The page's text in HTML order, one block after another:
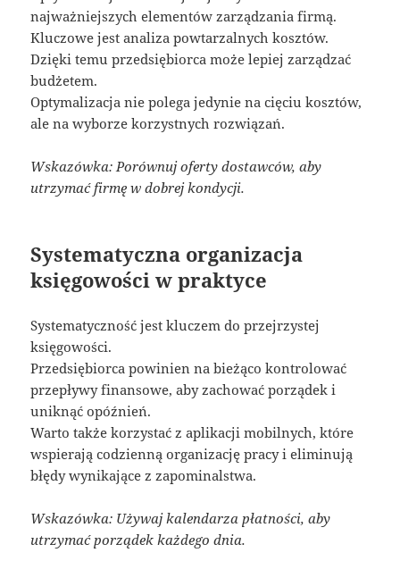
najważniejszych elementów zarządzania firmą.
Kluczowe jest analiza powtarzalnych kosztów.
Dzięki temu przedsiębiorca może lepiej zarządzać
budżetem.
Optymalizacja nie polega jedynie na cięciu kosztów,
ale na wyborze korzystnych rozwiązań.
Wskazówka: Porównuj oferty dostawców, aby
utrzymać firmę w dobrej kondycji.
Systematyczna organizacja
księgowości w praktyce
Systematyczność jest kluczem do przejrzystej
księgowości.
Przedsiębiorca powinien na bieżąco kontrolować
przepływy finansowe, aby zachować porządek i
uniknąć opóźnień.
Warto także korzystać z aplikacji mobilnych, które
wspierają codzienną organizację pracy i eliminują
błędy wynikające z zapominalstwa.
Wskazówka: Używaj kalendarza płatności, aby
utrzymać porządek każdego dnia.